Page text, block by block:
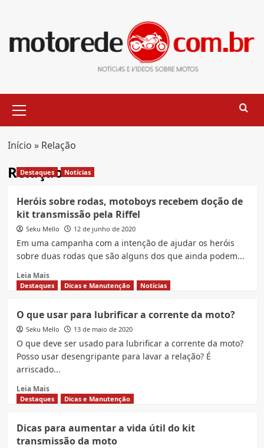
content
Menu
Início » Relação
Relação
Destaques Notícias
Heróis sobre rodas, motoboys recebem doção de
kit transmissão pela Riffel
Seku Mello 12 de junho de 2020
Em uma campanha com a intenção de ajudar os heróis
sobre duas rodas que são alguns dos que ainda podem...
Leia MaisRead
more
sobre
rodas,
motoboys
recebem
de
kit
transmissão
Destaques Dicas e Manutenção Notícias
O que usar para lubrificar a corrente da moto?
Seku Mello 13 de maio de 2020
O que deve ser usado para lubrificar a corrente da moto?
Posso usar desengripante para lavar a relação? É
arriscado...
Leia MaisRead
more
que
usar
Destaques Dicas e Manutenção
Dicas para aumentar a vida útil do kit
transmissão da moto